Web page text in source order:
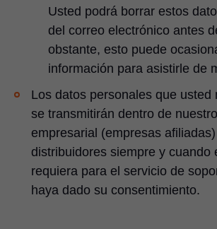
Usted podrá borrar estos
del correo electrónico antes
obstante, esto puede
información para asistirle de
Los datos personales que usted
se transmitirán dentro de
empresarial (empresas
distribuidores siempre y cuando
requiera para el servicio de
haya dado su consentimiento.